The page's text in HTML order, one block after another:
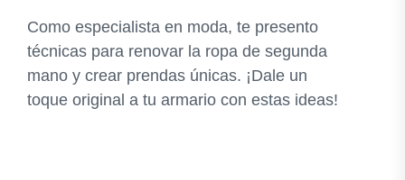
Como especialista en moda, te presento
técnicas para renovar la ropa de segunda
mano y crear prendas únicas. ¡Dale un
toque original a tu armario con estas ideas!